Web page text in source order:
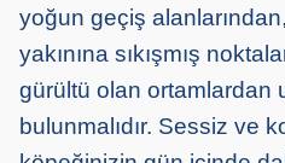
yoğun geçiş
yakınına sıkışmış
gürültü olan ortamlardan
bulunmalıdır. Sessiz ve